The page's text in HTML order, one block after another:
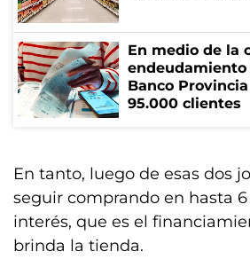
En medio de la
Banco
95.000 clientes
En tanto, luego de esas dos
seguir comprando en hasta
interés, que es el
brinda la tienda.